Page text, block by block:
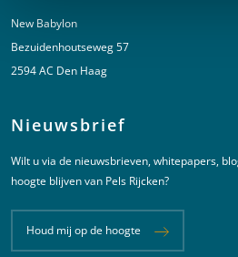
New Babylon
Bezuidenhoutseweg 57
2594 AC Den Haag
Nieuwsbrief
Wilt u via de nieuwsbrieven, whitepapers,
hoogte blijven van Pels Rijcken?
Houd mij op de hoogte